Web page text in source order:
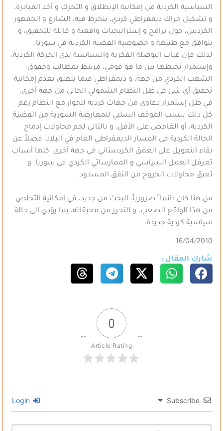
السياسية الكردية من إمكانية الإنطلاق و التحرك و أخذ المبادرة،
و تشكيل حراك ديمقراطي كردي، ينخرط فيه، الشارع و الجمهور
الكرديين، حول برامج و إستراتيجيات واقعية و قابلة للتحقيق، و
يتوافق مع طبيعة و خصوصية القضية الكردية في سوريا.
لذلك فإن غياب البوصلة الفكرية والسياسية لدى الحركة الكردية،
وإستمرار تخبطها بين ما هو قومي، مرتبط بمطالب وحقوق
الشعب الكردي من جهة، و ديمقراطي فيما يتعلق بعدم إمكانية
تحقيق أي شئ في ظل النظام الشمولي الحالي من جهة أخرى،
في ظل إستمرار دعاوى من جهات كردية للحوار مع النظام رغم
كل ذلك بسبب الموقف السلبي للمعارضة السورية من القضية
الكردية، أو الغامض على الأقل، و بالتالي لجم محاولات إدماج
الحالة الكردية في المسار الديمقراطي العام في البلاد، فضلاً عن
بقاء التعويل على العمق الكردستاني في جهة أخرى، كلها أسباب
تعرقل العمل السياسي و الممارساتي الكردي في سوريا، و
تعيق محاولات الخروج من النفق المسدود.
من هنا كان دائما ً ضرورياً، البحث من جديد، في إمكانية التخلص
من هذا الواقع الصعب، و التحرر من معيقاته، بما يؤدي الى حالة
سياسية كردية جديدة.
16/04/2010
شارك المقال :
0
Article Rating
Subscribe